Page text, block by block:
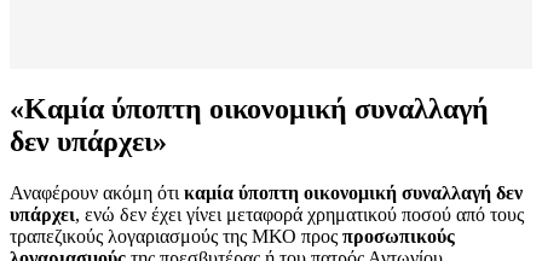
«Καμία ύποπτη οικονομική συναλλαγή
δεν υπάρχει»
Αναφέρουν ακόμη ότι καμία ύποπτη οικονομική συναλλαγή δεν
υπάρχει, ενώ δεν έχει γίνει μεταφορά χρηματικού ποσού από τους
τραπεζικούς λογαριασμούς της ΜΚΟ προς προσωπικούς